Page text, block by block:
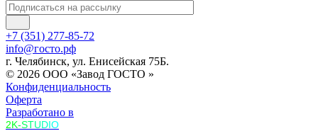
+7 (351) 277-85-72
info@госто.рф
г. Челябинск, ул. Енисейская 75Б.
© 2026 ООО «Завод ГОСТО »
Конфиденциальность
Оферта
Разработано в
2K-STUDIO